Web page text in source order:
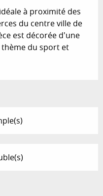
à proximité des
du centre ville de
est décorée d'une
du sport et